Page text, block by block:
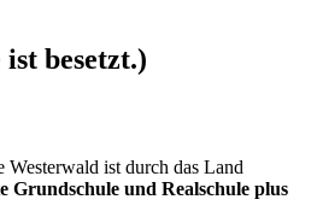
besetzt.)
ist durch das Land
Grundschule und Realschule plus